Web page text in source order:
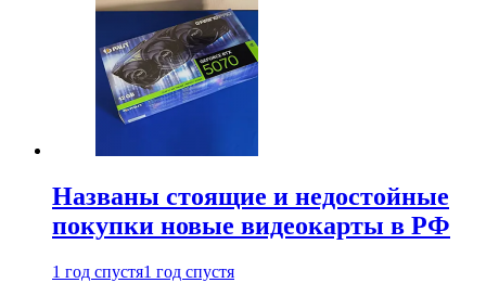
Названы стоящие и недостойные
покупки новые видеокарты в РФ
1 год спустя1 год спустя